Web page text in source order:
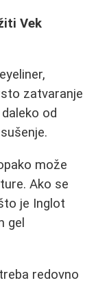
Vek
zatvaranje
od
može
Ako se
je Inglot
gel
redovno